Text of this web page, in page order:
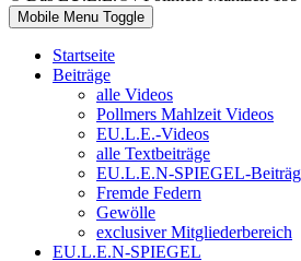
Mobile Menu Toggle
Startseite
Beiträge
alle Videos
Pollmers Mahlzeit Videos
EU.L.E.-Videos
alle Textbeiträge
EU.L.E.N-SPIEGEL-
Fremde Federn
Gewölle
exclusiver Mitgliederbereich
EU.L.E.N-SPIEGEL